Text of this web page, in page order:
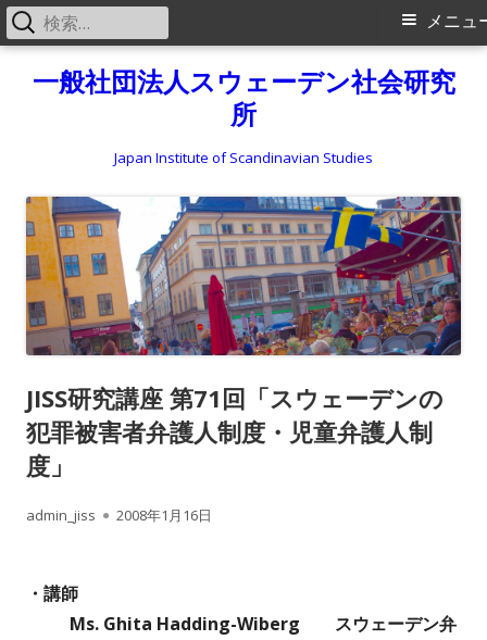
一般社団法人スウェーデン社会研究
所
Japan Institute of Scandinavian Studies
メ
メニュ
検
索:
JISS研究講座 第71回「スウェーデンの
犯罪被害者弁護人制度・児童弁護人制
度」
作
者
admin_jiss
公
2008年1月16日
・講師
Ms. Ghita Hadding-Wiberg スウェーデン弁